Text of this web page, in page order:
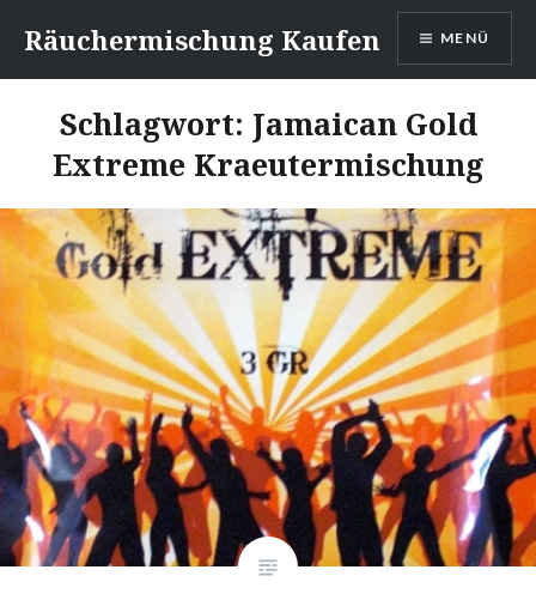
zum
Inhalt
Räuchermischung Kaufen MENÜ
Schlagwort: Jamaican Gold
Extreme Kraeutermischung